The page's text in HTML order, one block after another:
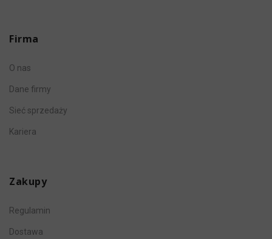
Firma
O nas
Dane firmy
Sieć sprzedaży
Kariera
Zakupy
Regulamin
Dostawa